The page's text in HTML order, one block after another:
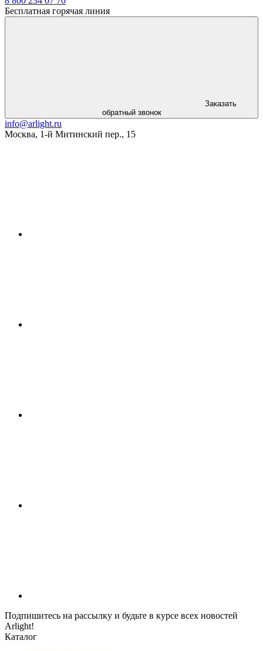
Бесплатная горячая линия
Заказать
обратный звонок
info@arlight.ru
Москва, 1-й Митинский пер., 15
Подпишитесь на рассылку и будьте в курсе всех новостей
Arlight!
Каталог